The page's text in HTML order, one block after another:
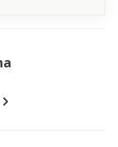
pagina